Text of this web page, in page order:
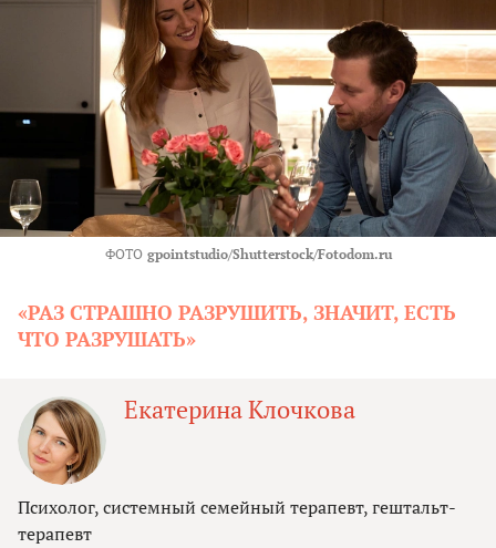
ФОТО gpointstudio/Shutterstock/Fotodom.ru
«РАЗ СТРАШНО РАЗРУШИТЬ, ЗНАЧИТ, ЕСТЬ
ЧТО РАЗРУШАТЬ»
Екатерина Клочкова
Психолог, системный семейный терапевт, гештальт-
терапевт